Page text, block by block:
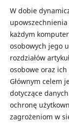
W dobie
każdym
osobowych jego
rozdziałów
osobowe oraz ich
Głównym celem
dotyczące
ochronę
zagrożeniom w